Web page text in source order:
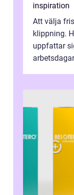
inspiration
Att välja
klippning.
uppfattar